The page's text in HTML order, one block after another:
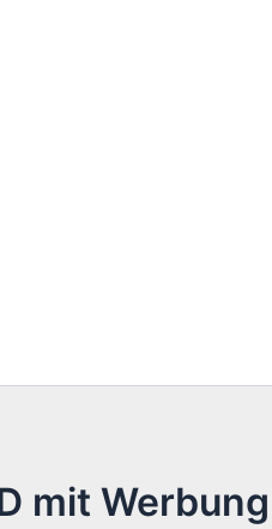
mit